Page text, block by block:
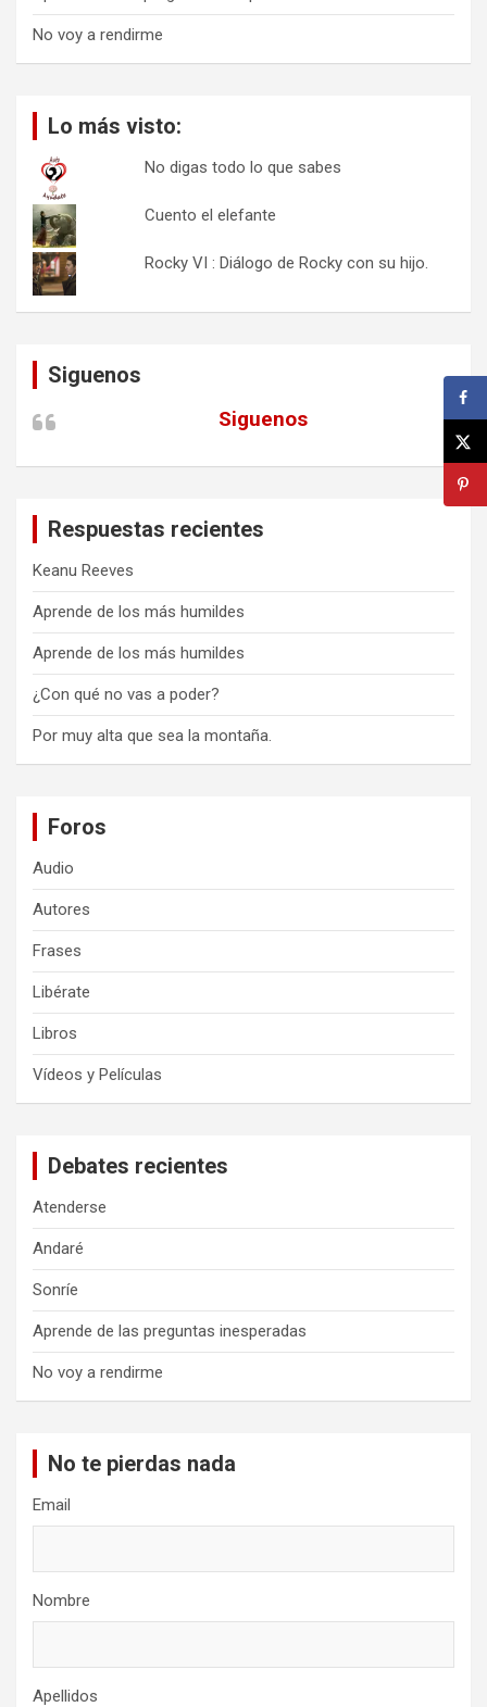
No voy a rendirme
Lo más visto:
No digas todo lo que sabes
Cuento el elefante
Rocky VI : Diálogo de Rocky con su hijo.
Siguenos
Siguenos
Respuestas recientes
Keanu Reeves
Aprende de los más humildes
Aprende de los más humildes
¿Con qué no vas a poder?
Por muy alta que sea la montaña.
Foros
Audio
Autores
Frases
Libérate
Libros
Vídeos y Películas
Debates recientes
Atenderse
Andaré
Sonríe
Aprende de las preguntas inesperadas
No voy a rendirme
No te pierdas nada
Email
Nombre
Apellidos